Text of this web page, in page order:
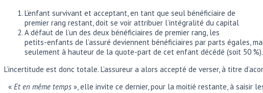
L’enfant survivant et acceptant, en tant que seul bénéficiaire de
premier rang restant, doit se voir attribuer l’intégralité du capital
A défaut de l’un des deux bénéficiaires de premier rang, les
petits-enfants de l’assuré deviennent bénéficiaires par parts égales,
seulement à hauteur de la quote-part de cet enfant décédé (soit 50 %).
L’incertitude est donc totale. L’assureur a alors accepté de verser, à titre
« Et en même temps », elle invite ce dernier, pour la moitié restante, à saisir